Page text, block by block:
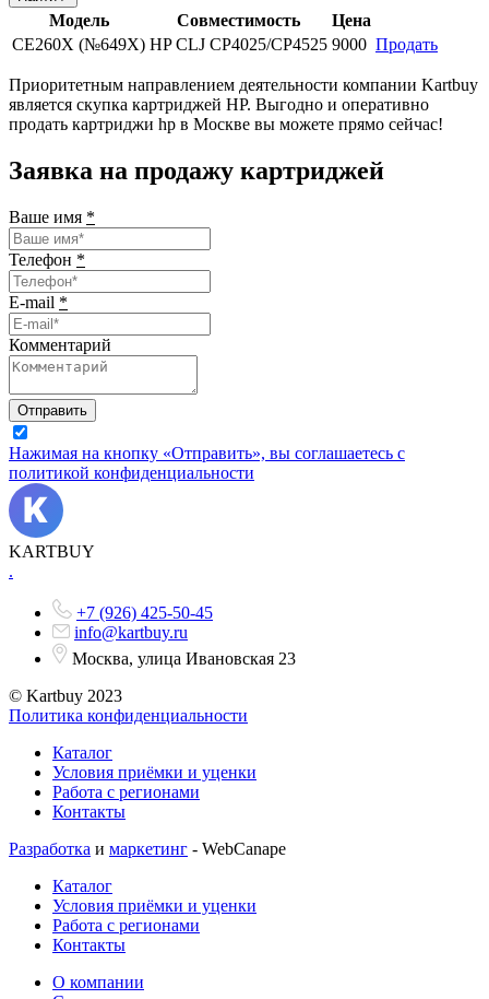
Модель Совместимость
Цена
CE260X (№649X) HP CLJ CP4025/CP4525 9000 Продать
Приоритетным направлением деятельности компании Kartbuy
является скупка картриджей HP. Выгодно и оперативно
продать картриджи hp в Москве вы можете прямо сейчас!
Заявка на продажу картриджей
Ваше имя *
Телефон *
E-mail *
Комментарий
Отправить
Нажимая на кнопку «Отправить», вы соглашаетесь с
политикой конфиденциальности
KARTBUY
.
+7 (926) 425-50-45
info@kartbuy.ru
Москва, улица Ивановская 23
© Kartbuy 2023
Политика конфиденциальности
Каталог
Условия приёмки и уценки
Работа с регионами
Контакты
Разработка и маркетинг - WebCanape
Каталог
Условия приёмки и уценки
Работа с регионами
Контакты
О компании